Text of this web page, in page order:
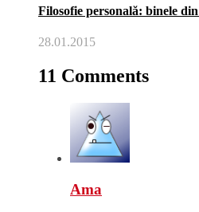
Filosofie personală: binele
28.01.2015
11 Comments
Ama